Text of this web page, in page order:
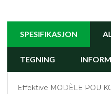
SPESIFIKASJON
TEGNING
Effektive MODÈLE POU